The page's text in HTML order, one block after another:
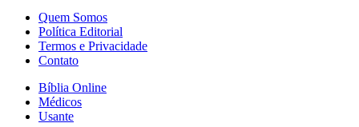
Quem Somos
Política Editorial
Termos e Privacidade
Contato
Bíblia Online
Médicos
Usante